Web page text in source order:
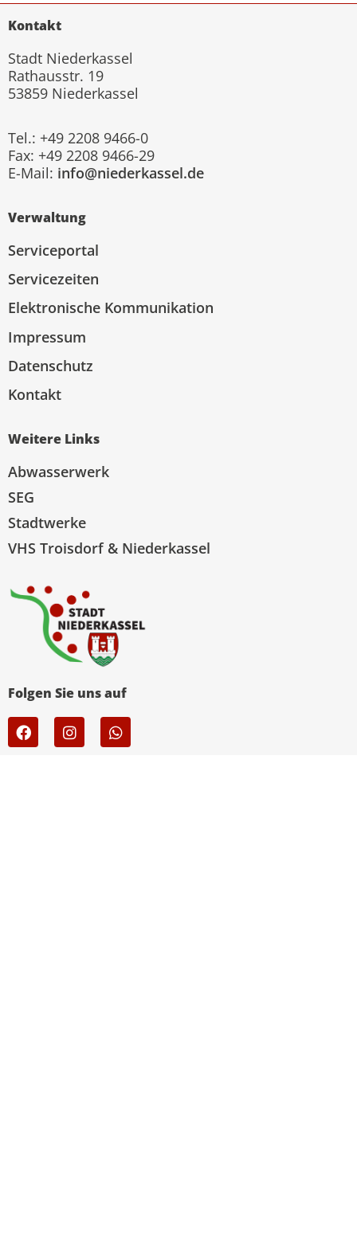
Kontakt
Stadt Niederkassel
Rathausstr. 19
53859 Niederkassel
Tel.: +49 2208 9466-0
Fax: +49 2208 9466-29
E-Mail: info@niederkassel.de
Verwaltung
Serviceportal
Servicezeiten
Elektronische Kommunikation
Impressum
Datenschutz
Kontakt
Weitere Links
Abwasserwerk
SEG
Stadtwerke
VHS Troisdorf & Niederkassel
Folgen Sie uns auf